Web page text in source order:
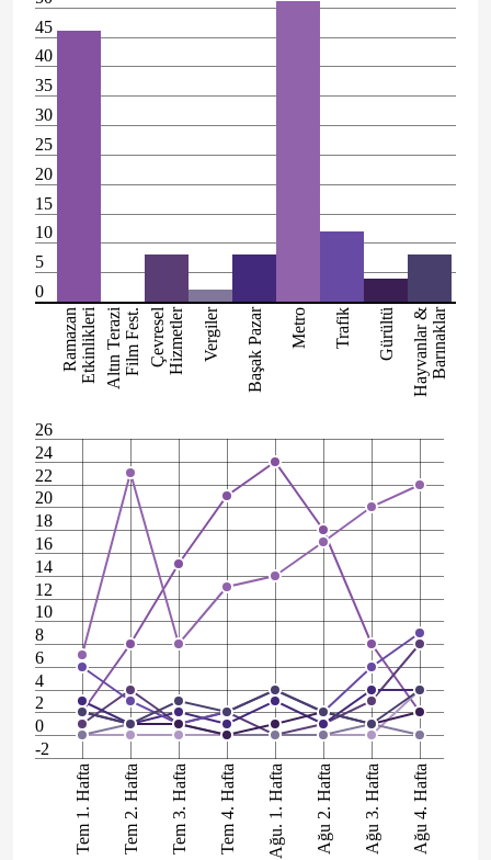
45
40
35
30
25
20
15
10
5
0
RamazanEtkinlikleriAltın TeraziFilm Fest. ÇevreselHizmetler Vergiler Başak Pazar Metro Trafik Gürültü Hayvanlar &Barınaklar
-2
0
2
4
6
8
10
12
14
16
18
20
22
24
26
Tem 1. Hafta Tem 2. Hafta Tem 3. Hafta Tem 4. Hafta Ağu. 1. Hafta Ağu 2. Hafta Ağu 3. Hafta Ağu 4. Hafta